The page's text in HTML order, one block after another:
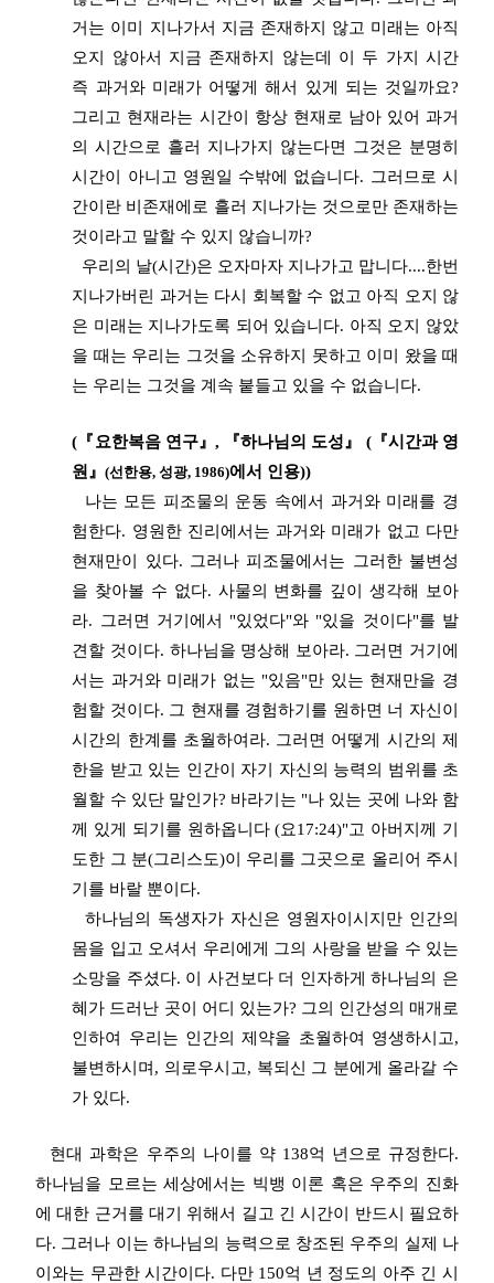
거는 이미 지나가서 지금 존재하지 않고 미래는 아직
오지 않아서 지금 존재하지 않는데 이 두 가지 시간
즉 과거와 미래가 어떻게 해서 있게 되는 것일까요?
그리고 현재라는 시간이 항상 현재로 남아 있어 과거
의 시간으로 흘러 지나가지 않는다면 그것은 분명히
시간이 아니고 영원일 수밖에 없습니다. 그러므로 시
간이란 비존재에로 흘러 지나가는 것으로만 존재하는
것이라고 말할 수 있지 않습니까?
우리의 날(시간)은 오자마자 지나가고 맙니다....한번
지나가버린 과거는 다시 회복할 수 없고 아직 오지 않
은 미래는 지나가도록 되어 있습니다. 아직 오지 않았
을 때는 우리는 그것을 소유하지 못하고 이미 왔을 때
는 우리는 그것을 계속 붙들고 있을 수 없습니다.
(『요한복음 연구』, 『하나님의 도성』 (『시간과 영
원』(선한용, 성광, 1986)에서 인용))
나는 모든 피조물의 운동 속에서 과거와 미래를 경
험한다. 영원한 진리에서는 과거와 미래가 없고 다만
현재만이 있다. 그러나 피조물에서는 그러한 불변성
을 찾아볼 수 없다. 사물의 변화를 깊이 생각해 보아
라. 그러면 거기에서 "있었다"와 "있을 것이다"를 발
견할 것이다. 하나님을 명상해 보아라. 그러면 거기에
서는 과거와 미래가 없는 "있음"만 있는 현재만을 경
험할 것이다. 그 현재를 경험하기를 원하면 너 자신이
시간의 한계를 초월하여라. 그러면 어떻게 시간의 제
한을 받고 있는 인간이 자기 자신의 능력의 범위를 초
월할 수 있단 말인가? 바라기는 "나 있는 곳에 나와 함
께 있게 되기를 원하옵니다 (요17:24)"고 아버지께 기
도한 그 분(그리스도)이 우리를 그곳으로 올리어 주시
기를 바랄 뿐이다.
하나님의 독생자가 자신은 영원자이시지만 인간의
몸을 입고 오셔서 우리에게 그의 사랑을 받을 수 있는
소망을 주셨다. 이 사건보다 더 인자하게 하나님의 은
혜가 드러난 곳이 어디 있는가? 그의 인간성의 매개로
인하여 우리는 인간의 제약을 초월하여 영생하시고,
불변하시며, 의로우시고, 복되신 그 분에게 올라갈 수
가 있다.
현대 과학은 우주의 나이를 약 138억 년으로 규정한다.
하나님을 모르는 세상에서는 빅뱅 이론 혹은 우주의 진화
에 대한 근거를 대기 위해서 길고 긴 시간이 반드시 필요하
다. 그러나 이는 하나님의 능력으로 창조된 우주의 실제 나
이와는 무관한 시간이다. 다만 150억 년 정도의 아주 긴 시